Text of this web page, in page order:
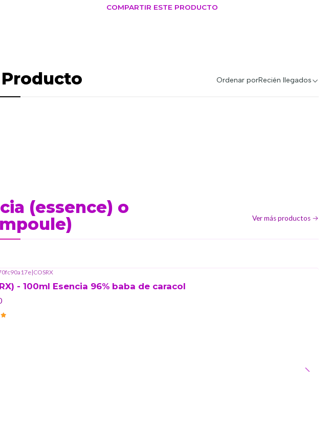
COMPARTIR ESTE PRODUCTO
Ordenar porRecién llegados
(essence) o
Ver más productos
|COSRX
- 100ml Esencia 96% baba de caracol